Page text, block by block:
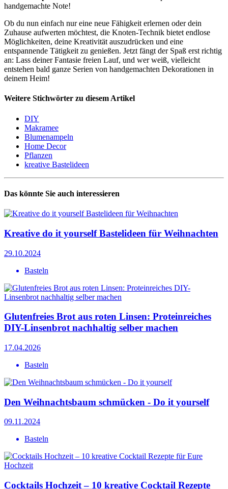
handgemachte Note!
Ob du nun einfach nur eine neue Fähigkeit erlernen oder dein
Zuhause aufwerten möchtest, die Knoten-Technik bietet endlose
Möglichkeiten, deine Kreativität auszudrücken und eine
entspannende Tätigkeit zu genießen. Jetzt fängt der Spaß erst richtig
an: Lass deiner Fantasie freien Lauf, und wer weiß, vielleicht
entstehen bald ganze Serien von handgemachten Dekorationen in
deinem Heim!
Weitere Stichwörter zu diesem Artikel
DIY
Makramee
Blumenampeln
Home Decor
Pflanzen
kreative Bastelideen
Das könnte Sie auch interessieren
Kreative do it yourself Bastelideen für Weihnachten
29.10.2024
Basteln
Glutenfreies Brot aus roten Linsen: Proteinreiches
DIY-Linsenbrot nachhaltig selber machen
17.04.2026
Basteln
Den Weihnachtsbaum schmücken - Do it yourself
09.11.2024
Basteln
Cocktails Hochzeit – 10 kreative Cocktail Rezepte